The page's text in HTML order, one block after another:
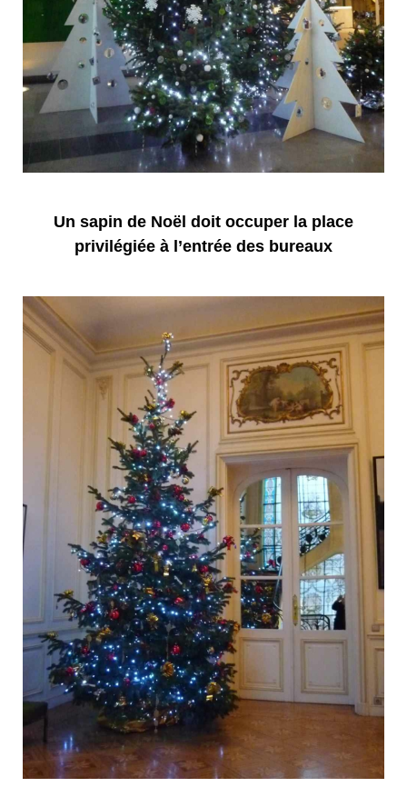
Un sapin de Noël doit occuper la place
privilégiée à l’entrée des bureaux